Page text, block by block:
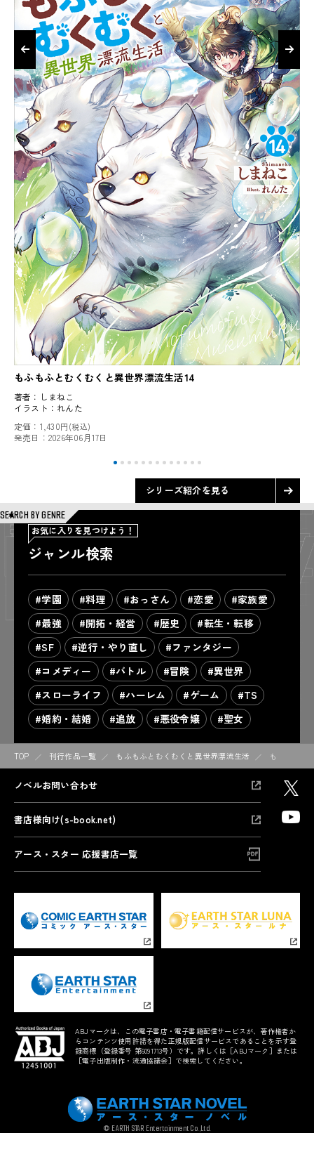
もふもふとむくむくと異世界漂流生活14
著者： しまねこ
イラスト： れんた
定価： 1,430円(税込)
発売日： 2026年06月17日
シリーズ紹介を見る
SEARCH BY GENRE
お気に入りを見つけよう！
ジャンル検索
#学園 #料理 #おっさん #恋愛
#家族愛
#最強
#開拓・経営 #歴史
#転生・転移
#SF
#逆行・やり直し
#ファンタジー
#コメディー
#バトル #冒険
#異世界
#スローライフ
#ハーレム #ゲーム
#TS
#婚約・結婚
#追放 #悪役令嬢 #聖女
TOP 刊行作品一覧 もふもふとむくむくと異世界漂流生活 もふもふと
ノベルお問い合わせ
書店様向け(s-book.net)
アース・スター 応援書店一覧
ABJマークは、この電子書店・電子書籍配信サービスが、著作権者か
らコンテンツ使用許諾を得た正規版配信サービスであることを示す登
録商標（登録番号 第6091713号）です。詳しくは［ABJマーク］または
［電子出版制作・流通協議会］で検索してください。
© EARTH STAR Entertainment Co.,Ltd.